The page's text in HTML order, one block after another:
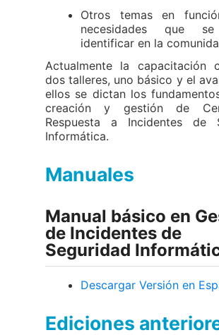
Otros temas en
necesidades que
identificar en la
Actualmente la capacitación
dos talleres, uno básico y el
ellos se dictan los
creación y gestión de
Respuesta a Incidentes de
Informática.
Manuales
Manual básico en
de Incidentes de
Seguridad
Descargar Versión en
Ediciones